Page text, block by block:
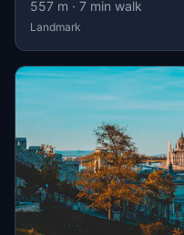
557 m · 7 min walk
Landmark